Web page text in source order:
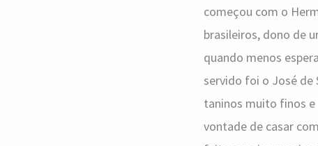
começou com o
brasileiros, dono de
quando menos
servido foi o José de
taninos muito finos e
vontade de casar